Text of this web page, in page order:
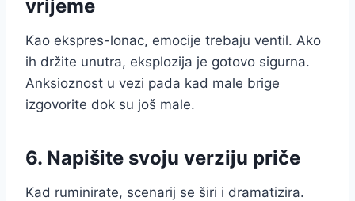
vrijeme
Kao ekspres-lonac, emocije trebaju ventil. Ako
ih držite unutra, eksplozija je gotovo sigurna.
Anksioznost u vezi pada kad male brige
izgovorite dok su još male.
6. Napišite svoju verziju priče
Kad ruminirate, scenarij se širi i dramatizira.